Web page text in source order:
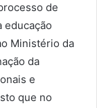
de
educação
Ministério da
da
e
que no